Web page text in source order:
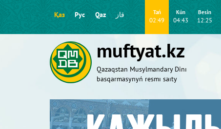
Қаз Рус Qaz قاز Tań
02:49
Kún
04:43
Besіn
12:25
muftyat.kz
Qazaqstan Musylmandary Dіnı
basqarmasynyń resmı saıty